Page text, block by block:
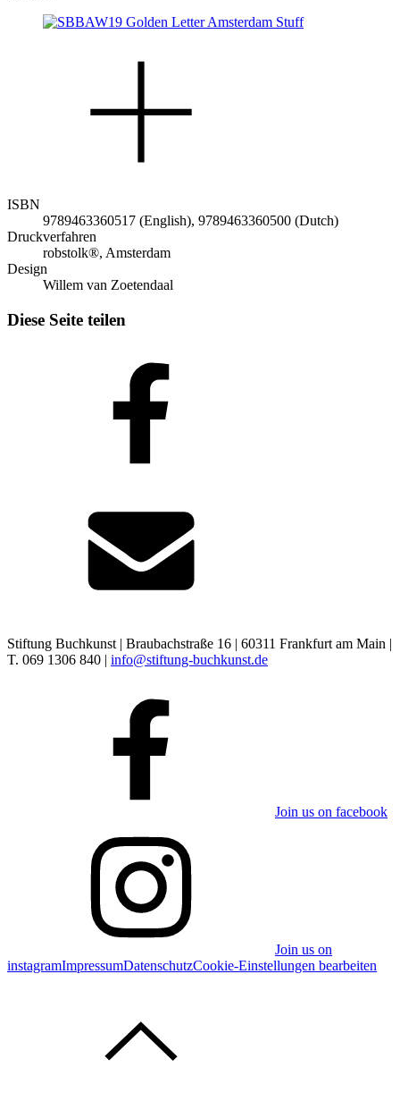
ISBN
9789463360517 (English), 9789463360500 (Dutch)
Druckverfahren
robstolk®, Amsterdam
Design
Willem van Zoetendaal
Diese Seite teilen
Stiftung Buchkunst | Braubachstraße 16 | 60311 Frankfurt am Main |
T. 069 1306 840 | info@stiftung-buchkunst.de
Join us on facebook
Join us on
instagramImpressumDatenschutzCookie-Einstellungen bearbeiten